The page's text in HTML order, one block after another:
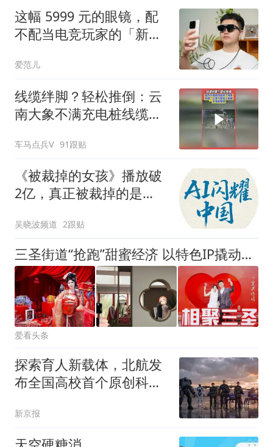
这幅 5999 元的眼镜，配
不配当电竞玩家的「新装
验
爱范儿
线缆绊脚？轻松推倒：云
南大象不满充电桩线缆绊
车马点兵V 91跟贴
《被裁掉的女孩》播放破
2亿，真正被裁掉的是
吴晓波频道 2跟贴
三圣街道“抢跑”甜蜜经济 以特色IP撬动区域发展
爱看头条
探索育人新载体，北航发
布全国高校首个原创科幻
新京报